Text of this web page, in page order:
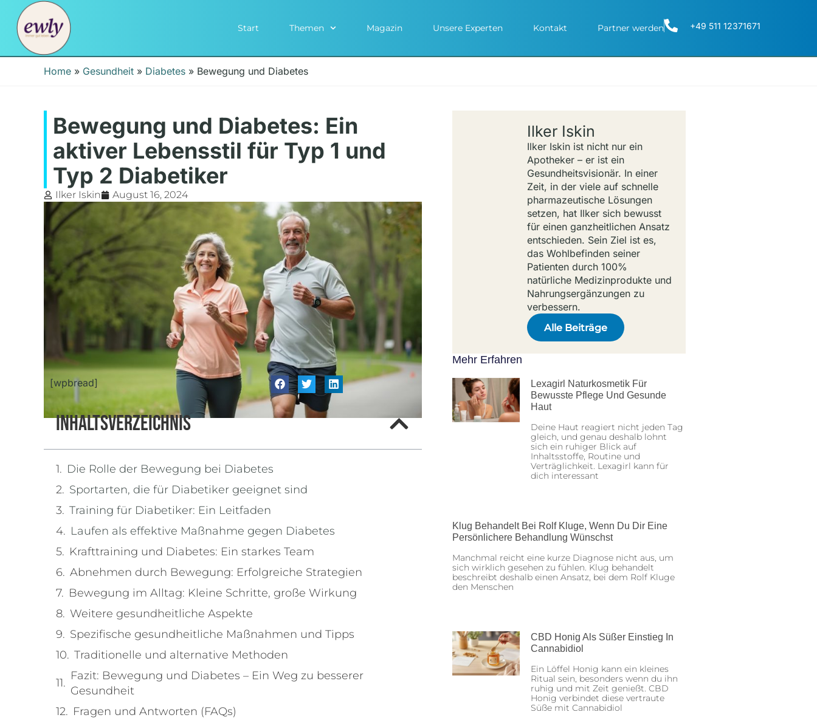
Start Themen Magazin Unsere Experten Kontakt Partner werden +49 511 12371671
Home » Gesundheit » Diabetes » Bewegung und Diabetes
Bewegung und Diabetes: Ein
aktiver Lebensstil für Typ 1 und
Typ 2 Diabetiker
Ilker Iskin August 16, 2024
[wpbread]
Inhaltsverzeichnis
Die Rolle der Bewegung bei Diabetes
Sportarten, die für Diabetiker geeignet sind
Training für Diabetiker: Ein Leitfaden
Laufen als effektive Maßnahme gegen Diabetes
Krafttraining und Diabetes: Ein starkes Team
Abnehmen durch Bewegung: Erfolgreiche Strategien
Bewegung im Alltag: Kleine Schritte, große Wirkung
Weitere gesundheitliche Aspekte
Spezifische gesundheitliche Maßnahmen und Tipps
Traditionelle und alternative Methoden
Fazit: Bewegung und Diabetes – Ein Weg zu besserer
Gesundheit
Fragen und Antworten (FAQs)
Ilker Iskin
Ilker Iskin ist nicht nur ein
Apotheker – er ist ein
Gesundheitsvisionär. In einer
Zeit, in der viele auf schnelle
pharmazeutische Lösungen
setzen, hat Ilker sich bewusst
für einen ganzheitlichen Ansatz
entschieden. Sein Ziel ist es,
das Wohlbefinden seiner
Patienten durch 100%
natürliche Medizinprodukte und
Nahrungsergänzungen zu
verbessern.
Alle Beiträge
Mehr Erfahren
Lexagirl Naturkosmetik Für
Bewusste Pflege Und Gesunde
Haut
Deine Haut reagiert nicht jeden Tag
gleich, und genau deshalb lohnt
sich ein ruhiger Blick auf
Inhaltsstoffe, Routine und
Verträglichkeit. Lexagirl kann für
dich interessant
Klug Behandelt Bei Rolf Kluge, Wenn Du Dir Eine
Persönlichere Behandlung Wünschst
Manchmal reicht eine kurze Diagnose nicht aus, um
sich wirklich gesehen zu fühlen. Klug behandelt
beschreibt deshalb einen Ansatz, bei dem Rolf Kluge
den Menschen
CBD Honig Als Süßer Einstieg In
Cannabidiol
Ein Löffel Honig kann ein kleines
Ritual sein, besonders wenn du ihn
ruhig und mit Zeit genießt. CBD
Honig verbindet diese vertraute
Süße mit Cannabidiol